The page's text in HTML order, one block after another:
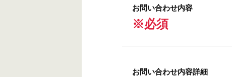
お問い合わせ内容
※必須
お問い合わせ内容詳細